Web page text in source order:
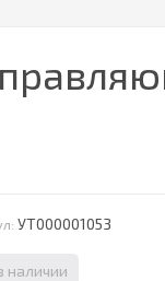
УТ000001053
наличии